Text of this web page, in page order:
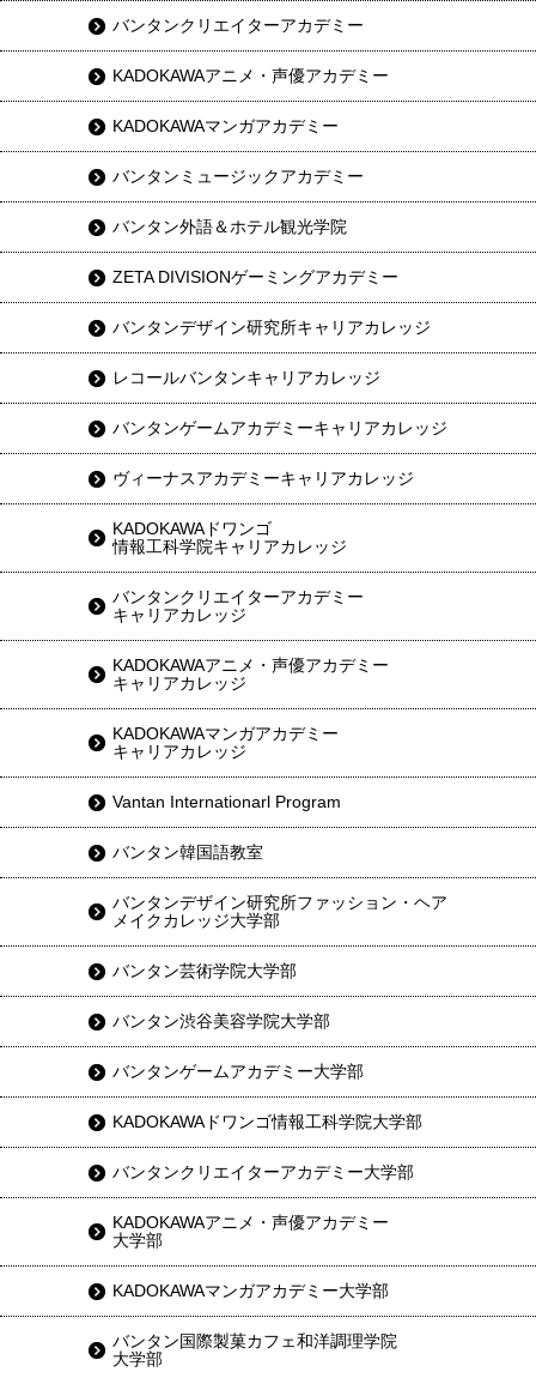
バンタンクリエイターアカデミー
KADOKAWAアニメ・声優アカデミー
KADOKAWAマンガアカデミー
バンタンミュージックアカデミー
バンタン外語＆ホテル観光学院
ZETA DIVISIONゲーミングアカデミー
バンタンデザイン研究所キャリアカレッジ
レコールバンタンキャリアカレッジ
バンタンゲームアカデミーキャリアカレッジ
ヴィーナスアカデミーキャリアカレッジ
KADOKAWAドワンゴ
情報工科学院キャリアカレッジ
バンタンクリエイターアカデミー
キャリアカレッジ
KADOKAWAアニメ・声優アカデミー
キャリアカレッジ
KADOKAWAマンガアカデミー
キャリアカレッジ
Vantan Internationarl Program
バンタン韓国語教室
バンタンデザイン研究所ファッション・ヘア
メイクカレッジ大学部
バンタン芸術学院大学部
バンタン渋谷美容学院大学部
バンタンゲームアカデミー大学部
KADOKAWAドワンゴ情報工科学院大学部
バンタンクリエイターアカデミー大学部
KADOKAWAアニメ・声優アカデミー
大学部
KADOKAWAマンガアカデミー大学部
バンタン国際製菓カフェ和洋調理学院
大学部